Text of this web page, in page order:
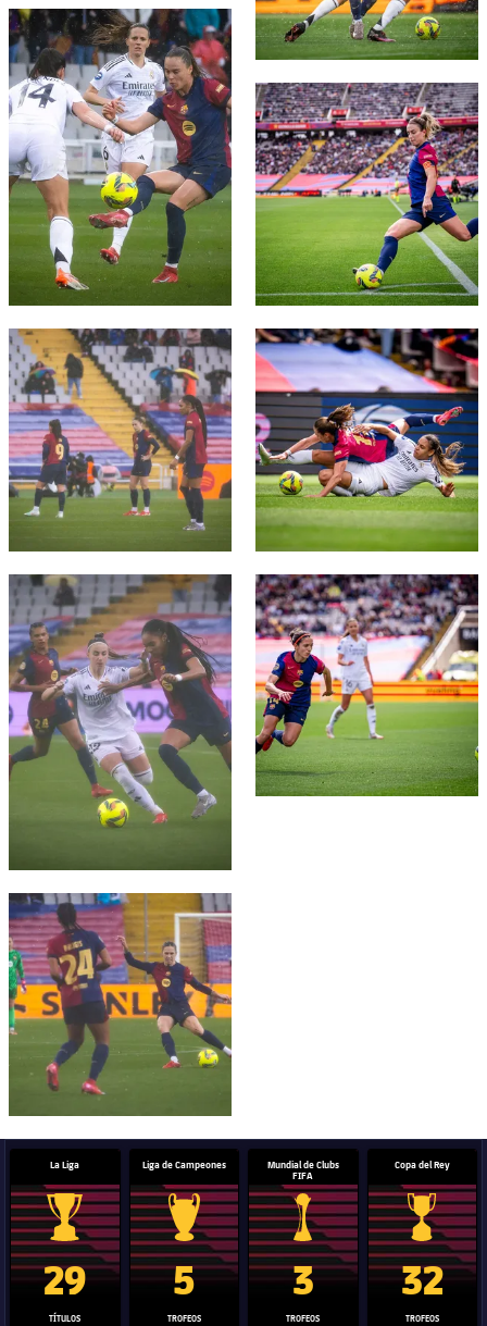
FC Barcelona club badge
FC Barcelona club badge
FC Barcelona club badge
FC Barcelona club badge
FC Barcelona club badge
FC Barcelona club badge
FC Barcelona club badge
La Liga
Trofeo de La Liga
29
TÍTULOS
Liga de Campeones
Trofeo de la Liga de Campeones
5
TROFEOS
Mundial de Clubs
FIFA
Trofeo del Mundial de
3
TROFEOS
Copa del Rey
Copa del
32
TROFEOS